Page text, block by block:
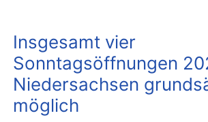
Insgesamt vier
Sonntagsöffnungen
Niedersachsen
möglich